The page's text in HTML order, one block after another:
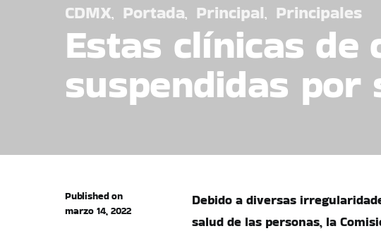
CDMX Portada Principal Principales
Estas clínicas
suspendidas por
Published on
marzo 14, 2022
Debido a diversas
salud de las personas, la